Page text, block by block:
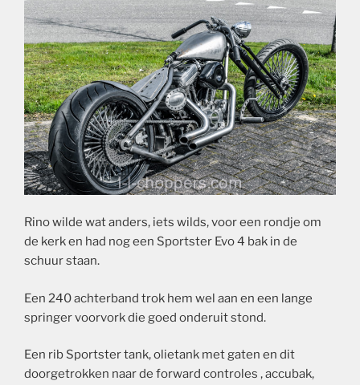
Rino wilde wat anders, iets wilds, voor een rondje om
de kerk en had nog een Sportster Evo 4 bak in de
schuur staan.
Een 240 achterband trok hem wel aan en een lange
springer voorvork die goed onderuit stond.
Een rib Sportster tank, olietank met gaten en dit
doorgetrokken naar de forward controles , accubak,